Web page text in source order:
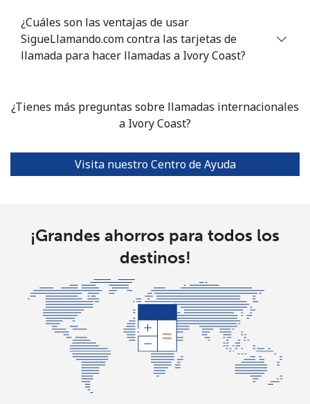
¿Cuáles son las ventajas de usar
SigueLlamando.com contra las tarjetas de
llamada para hacer llamadas a Ivory Coast?
¿Tienes más preguntas sobre llamadas internacionales
a Ivory Coast?
Visita nuestro Centro de Ayuda
¡Grandes ahorros para todos los
destinos!